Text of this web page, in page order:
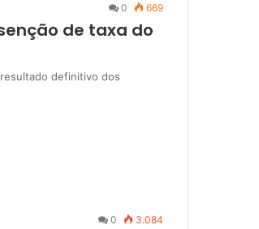
0 669
de taxa do
definitivo dos
0 3.084